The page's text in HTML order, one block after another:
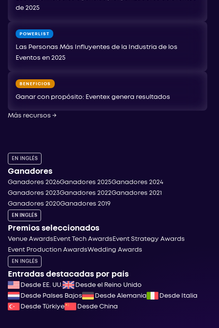
de 2025
POWERLIST
Las Personas Más Influyentes de la Industria de los
Eventos en 2025
BENEFICIOS
Ganar con propósito: Eventex genera resultados
Más recursos →
EN INGLÉS
Ganadores
Ganadores 2026Ganadores 2025Ganadores 2024
Ganadores 2023Ganadores 2022Ganadores 2021
Ganadores 2020Ganadores 2019
EN INGLÉS
Premios seleccionados
Venue Awards Event Tech Awards Event Strategy Awards
Event Production AwardsWedding Awards
EN INGLÉS
Entradas destacadas por país
Desde EE. UU.
Desde el Reino Unido
Desde Países Bajos
Desde Alemania
Desde Italia
Desde Türkiye
Desde China